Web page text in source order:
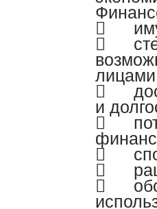



и



